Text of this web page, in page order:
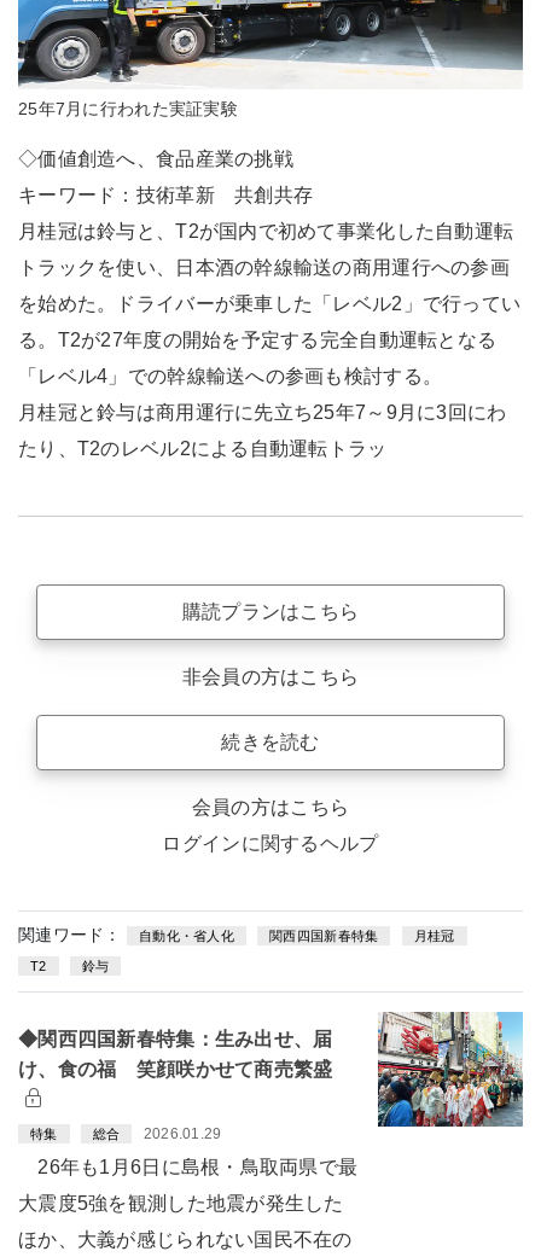
25年7月に行われた実証実験
◇価値創造へ、食品産業の挑戦
キーワード：技術革新 共創共存
月桂冠は鈴与と、T2が国内で初めて事業化した自動運転
トラックを使い、日本酒の幹線輸送の商用運行への参画
を始めた。ドライバーが乗車した「レベル2」で行ってい
る。T2が27年度の開始を予定する完全自動運転となる
「レベル4」での幹線輸送への参画も検討する。
月桂冠と鈴与は商用運行に先立ち25年7～9月に3回にわ
たり、T2のレベル2による自動運転トラッ
購読プランはこちら
非会員の方はこちら
続きを読む
会員の方はこちら
ログインに関するヘルプ
関連ワード： 自動化・省人化 関西四国新春特集 月桂冠
T2 鈴与
◆関西四国新春特集：生み出せ、届
け、食の福 笑顔咲かせて商売繁盛
特集 総合 2026.01.29
26年も1月6日に島根・鳥取両県で最
大震度5強を観測した地震が発生した
ほか、大義が感じられない国民不在の